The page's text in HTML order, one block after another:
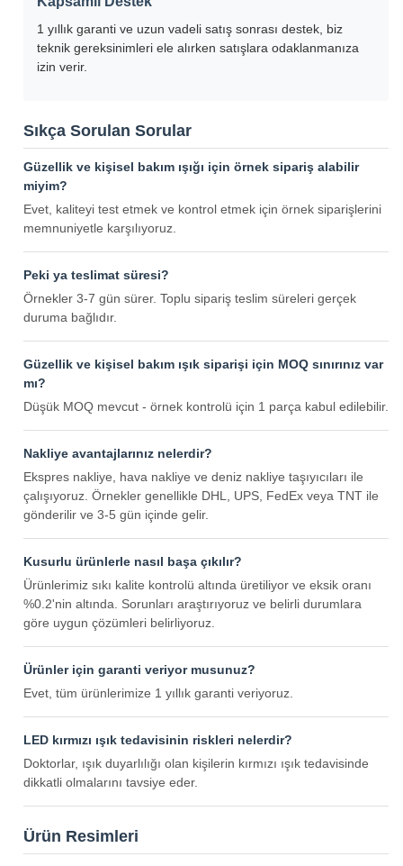
1 yıllık garanti ve uzun vadeli satış sonrası destek, biz
teknik gereksinimleri ele alırken satışlara odaklanmanıza
izin verir.
Sıkça Sorulan Sorular
Güzellik ve kişisel bakım ışığı için örnek sipariş alabilir
miyim?
Evet, kaliteyi test etmek ve kontrol etmek için örnek siparişlerini
memnuniyetle karşılıyoruz.
Peki ya teslimat süresi?
Örnekler 3-7 gün sürer. Toplu sipariş teslim süreleri gerçek
duruma bağlıdır.
Güzellik ve kişisel bakım ışık siparişi için MOQ sınırınız var
mı?
Düşük MOQ mevcut - örnek kontrolü için 1 parça kabul edilebilir.
Nakliye avantajlarınız nelerdir?
Ekspres nakliye, hava nakliye ve deniz nakliye taşıyıcıları ile
çalışıyoruz. Örnekler genellikle DHL, UPS, FedEx veya TNT ile
gönderilir ve 3-5 gün içinde gelir.
Kusurlu ürünlerle nasıl başa çıkılır?
Ürünlerimiz sıkı kalite kontrolü altında üretiliyor ve eksik oranı
%0.2'nin altında. Sorunları araştırıyoruz ve belirli durumlara
göre uygun çözümleri belirliyoruz.
Ürünler için garanti veriyor musunuz?
Evet, tüm ürünlerimize 1 yıllık garanti veriyoruz.
LED kırmızı ışık tedavisinin riskleri nelerdir?
Doktorlar, ışık duyarlılığı olan kişilerin kırmızı ışık tedavisinde
dikkatli olmalarını tavsiye eder.
Ürün Resimleri